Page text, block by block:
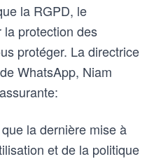
la RGPD, le
protection des
protéger. La directrice
WhatsApp, Niam
la dernière mise à
et de la politique